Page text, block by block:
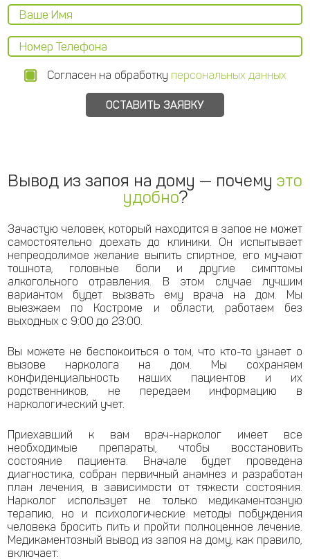
Согласен на обработку персональных данных
Вывод из запоя на дому — почему это
удобно?
Зачастую человек, который находится в запое не может
самостоятельно доехать до клиники. Он испытывает
непреодолимое желание выпить спиртное, его мучают
тошнота, головные боли и другие симптомы
алкогольного отравления. В этом случае лучшим
вариантом будет вызвать ему врача на дом. Мы
выезжаем по Костроме и области, работаем без
выходных с 9:00 до 23:00.
Вы можете не беспокоиться о том, что кто-то узнает о
вызове нарколога на дом. Мы сохраняем
конфиденциальность наших пациентов и их
родственников, не передаем информацию в
наркологический учет.
Приехавший к вам врач-нарколог имеет все
необходимые препараты, чтобы восстановить
состояние пациента. Вначале будет проведена
диагностика, собран первичный анамнез и разработан
план лечения, в зависимости от тяжести состояния.
Нарколог использует не только медикаментозную
терапию, но и психологические методы побуждения
человека бросить пить и пройти полноценное лечение.
Медикаментозный вывод из запоя на дому, как правило,
включает: